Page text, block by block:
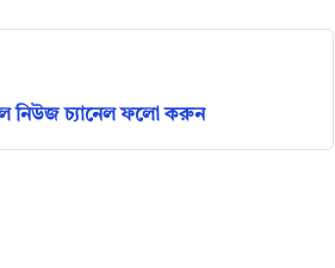
নিউজ চ্যানেল ফলো করুন